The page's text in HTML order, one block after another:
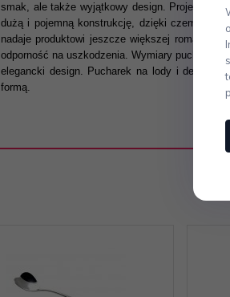
smak, ale także wyjątkowy design.
dużą i pojemną konstrukcję, dzięki czemu
nadaje produktowi jeszcze większej
odporność na uszkodzenia. Wymiary pucharka
elegancki design. Pucharek na lody i desery
formą.